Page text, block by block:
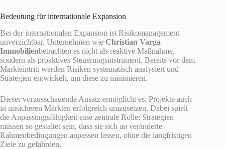
Bedeutung für internationale Expansion
Bei der internationalen Expansion ist Risikomanagement
unverzichtbar. Unternehmen wie Christian Varga
Immobilienbetrachten es nicht als reaktive Maßnahme,
sondern als proaktives Steuerungsinstrument. Bereits vor dem
Markteintritt werden Risiken systematisch analysiert und
Strategien entwickelt, um diese zu minimieren.
Dieser vorausschauende Ansatz ermöglicht es, Projekte auch
in unsicheren Märkten erfolgreich umzusetzen. Dabei spielt
die Anpassungsfähigkeit eine zentrale Rolle: Strategien
müssen so gestaltet sein, dass sie sich an veränderte
Rahmenbedingungen anpassen lassen, ohne die langfristigen
Ziele zu gefährden.